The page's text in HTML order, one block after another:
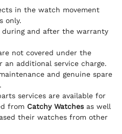
in the watch movement
only.
during and after the warranty
not covered under the
an additional service charge.
and genuine spare
services are available for
from Catchy Watchesas well
their watches from other